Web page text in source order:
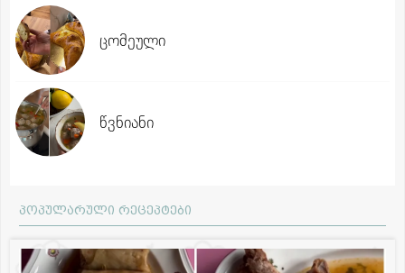
ცომეული
წვნიანი
პოპულარული რეცეპტები